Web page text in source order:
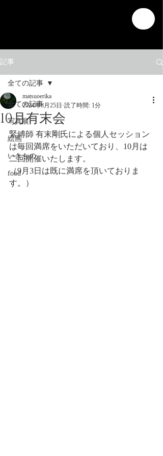
記事
全ての記事
写真展
絵画
いきもの
food
全ての記事
10月有末会
matsuoerika
2024年8月25日 読了時間: 1分
緊縛師 有末剛氏による個人セッション
は毎回満席をいただいており、10月は
二回開催いたします。
（9月3日は既に満席を頂いておりま
す。）